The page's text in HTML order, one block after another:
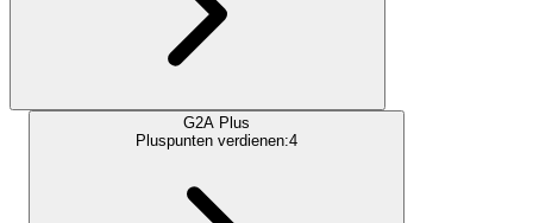
G2A Plus
Pluspunten verdienen:4